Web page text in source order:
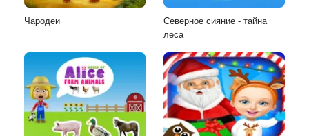
Чародеи
Северное сияние - тайна
леса